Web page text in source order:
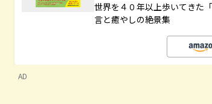
世界を４０年以上歩いてきた
言と癒やしの絶景集
AD